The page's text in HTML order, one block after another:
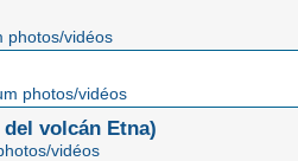
photos/vidéos
photos/vidéos
del volcán Etna)
vidéos